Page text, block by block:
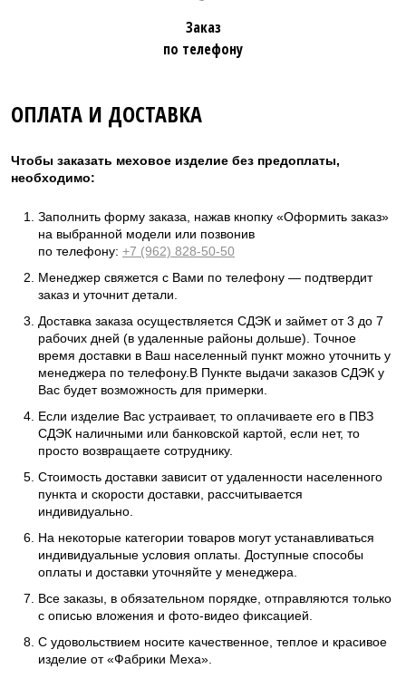
Заказ
по телефону
ОПЛАТА И ДОСТАВКА
Чтобы заказать меховое изделие без предоплаты,
необходимо:
Заполнить форму заказа, нажав кнопку «Оформить заказ»
на выбранной модели или позвонив
по телефону: +7 (962) 828-50-50
Менеджер свяжется с Вами по телефону — подтвердит
заказ и уточнит детали.
Доставка заказа осуществляется СДЭК и займет от 3 до 7
рабочих дней (в удаленные районы дольше). Точное
время доставки в Ваш населенный пункт можно уточнить у
менеджера по телефону.В Пункте выдачи заказов СДЭК у
Вас будет возможность для примерки.
Если изделие Вас устраивает, то оплачиваете его в ПВЗ
СДЭК наличными или банковской картой, если нет, то
просто возвращаете сотруднику.
Стоимость доставки зависит от удаленности населенного
пункта и скорости доставки, рассчитывается
индивидуально.
На некоторые категории товаров могут устанавливаться
индивидуальные условия оплаты. Доступные способы
оплаты и доставки уточняйте у менеджера.
Все заказы, в обязательном порядке, отправляются только
с описью вложения и фото-видео фиксацией.
С удовольствием носите качественное, теплое и красивое
изделие от «Фабрики Меха».